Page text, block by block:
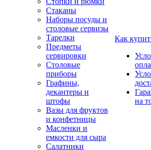
Стаканы
Наборы посуды и
столовые сервизы
Тарелки
Предметы
сервировки
Столовые
приборы
Графины,
декантеры и
штофы
Вазы для фруктов
и конфетницы
Масленки и
емкости для сыра
Салатники
Как
на